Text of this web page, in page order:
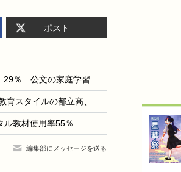
ポスト
生成AI利用「増やしたい」29％…公文の家庭学習調査2025
【高校受験2029】新たな教育スタイルの都立高、港区白金に開校へ
ル教材使用率55％
編集部にメッセージを送る